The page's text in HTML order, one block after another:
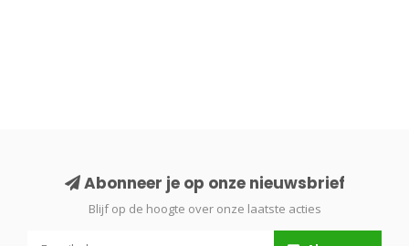
Abonneer je op onze nieuwsbrief
Blijf op de hoogte over onze laatste acties